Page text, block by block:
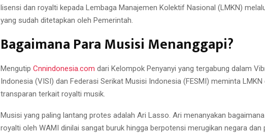
lisensi dan royalti kepada Lembaga Manajemen Kolektif Nasional (LMKN)
yang sudah ditetapkan oleh Pemerintah.
Bagaimana Para Musisi Menanggapi?
Mengutip Cnnindonesia.com dari Kelompok Penyanyi yang tergabung dalam
Indonesia (VISI) dan Federasi Serikat Musisi Indonesia (FESMI) meminta LMKN
transparan terkait royalti musik.
Musisi yang paling lantang protes adalah Ari Lasso. Ari menanyakan
royalti oleh WAMI dinilai sangat buruk hingga berpotensi merugikan negara dan